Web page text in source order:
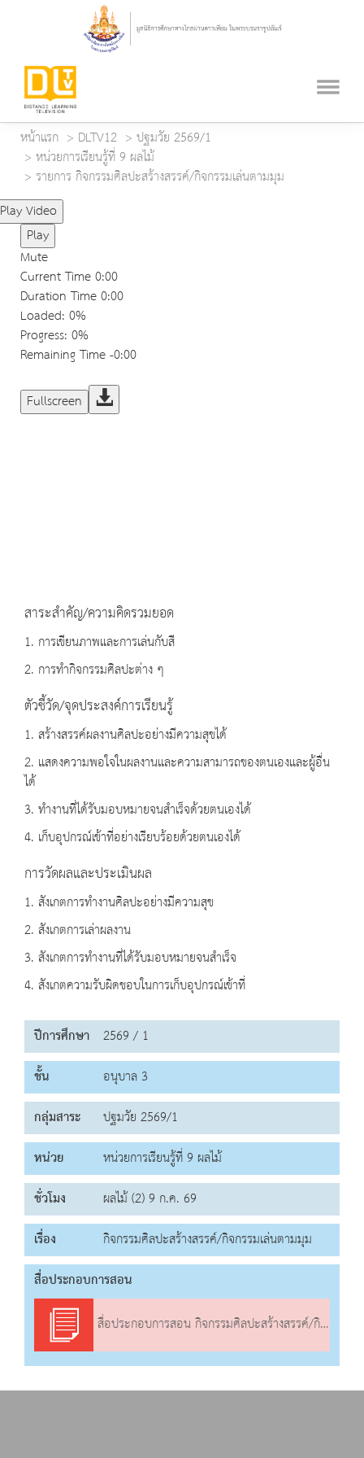
หน้าแรก DLTV12
ปฐมวัย 2569/1
หน่วยการเรียนรู้ที่ 9 ผลไม้
รายการ กิจกรรมศิลปะสร้างสรรค์/กิจกรรมเล่นตามมุม
Play Video
Play
Mute
Current Time0:00
Duration Time0:00
Loaded: 0%
Progress: 0%
Remaining Time-0:00
Fullscreen
สาระสำคัญ/ความคิดรวมยอด
1. การเขียนภาพและการเล่นกับสี
2. การทำกิจกรรมศิลปะต่าง ๆ
ตัวชี้วัด/จุดประสงค์การเรียนรู้
1. สร้างสรรค์ผลงานศิลปะอย่างมีความสุขได้
2. แสดงความพอใจในผลงานและความสามารถของตนเองและผู้อื่น
ได้
3. ทำงานที่ได้รับมอบหมายจนสำเร็จด้วยตนเองได้
4. เก็บอุปกรณ์เข้าที่อย่างเรียบร้อยด้วยตนเองได้
การวัดผลและประเมินผล
1. สังเกตการทำงานศิลปะอย่างมีความสุข
2. สังเกตการเล่าผลงาน
3. สังเกตการทำงานที่ได้รับมอบหมายจนสำเร็จ
4. สังเกตความรับผิดชอบในการเก็บอุปกรณ์เข้าที่
ปีการศึกษา 2569 / 1
ชั้น
อนุบาล 3
กลุ่มสาระ
ปฐมวัย 2569/1
หน่วย
หน่วยการเรียนรู้ที่ 9 ผลไม้
ชั่วโมง
ผลไม้ (2) 9 ก.ค. 69
เรื่อง
กิจกรรมศิลปะสร้างสรรค์/กิจกรรมเล่นตามมุม
สื่อประกอบการสอน
สื่อประกอบการสอน กิจกรรมศิลปะสร้างสรรค์/กิจกรรมเล่นตามมุม